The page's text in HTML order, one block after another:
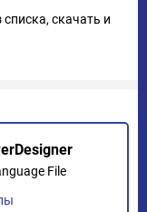
скачать и
File